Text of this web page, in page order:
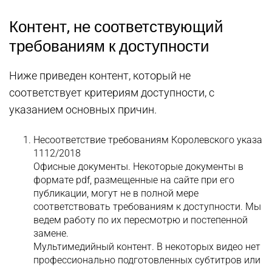
Контент, не соответствующий
требованиям к доступности
Ниже приведен контент, который не
соответствует критериям доступности, с
указанием основных причин.
Несоответствие требованиям Королевского указа
1112/2018
Офисные документы. Некоторые документы в
формате pdf, размещенные на сайте при его
публикации, могут не в полной мере
соответствовать требованиям к доступности. Мы
ведем работу по их пересмотрю и постепенной
замене.
Мультимедийный контент. В некоторых видео нет
профессионально подготовленных субтитров или